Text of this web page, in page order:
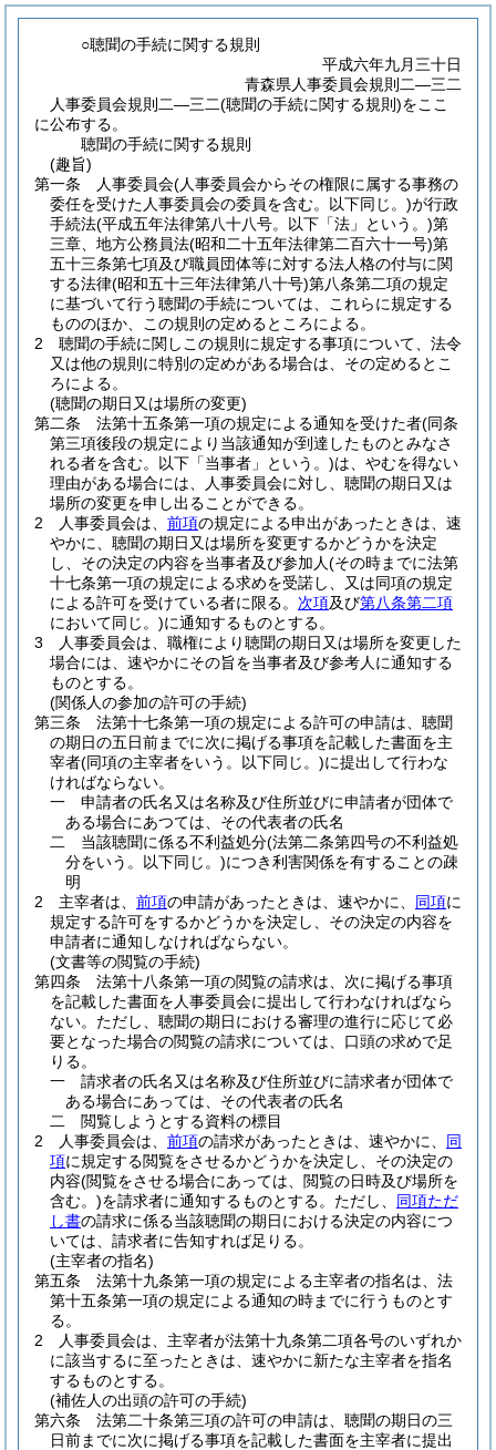
○聴聞の手続に関する規則
平成六年九月三十日
青森県人事委員会規則二―三二
人事委員会規則二―三二(聴聞の手続に関する規則)をここ
に公布する。
聴聞の手続に関する規則
(趣旨)
第一条
人事委員会(人事委員会からその権限に属する事務の
委任を受けた人事委員会の委員を含む。以下同じ。)が行政
手続法(平成五年法律第八十八号。以下「法」という。)第
三章、地方公務員法(昭和二十五年法律第二百六十一号)第
五十三条第七項及び職員団体等に対する法人格の付与に関
する法律(昭和五十三年法律第八十号)第八条第二項の規定
に基づいて行う聴聞の手続については、これらに規定する
もののほか、この規則の定めるところによる。
2
聴聞の手続に関しこの規則に規定する事項について、法令
又は他の規則に特別の定めがある場合は、その定めるとこ
ろによる。
(聴聞の期日又は場所の変更)
第二条
法第十五条第一項の規定による通知を受けた者(同条
第三項後段の規定により当該通知が到達したものとみなさ
れる者を含む。以下「当事者」という。)は、やむを得ない
理由がある場合には、人事委員会に対し、聴聞の期日又は
場所の変更を申し出ることができる。
2
人事委員会は、 前項の規定による申出があったときは、速
やかに、聴聞の期日又は場所を変更するかどうかを決定
し、その決定の内容を当事者及び参加人(その時までに法第
十七条第一項の規定による求めを受諾し、又は同項の規定
による許可を受けている者に限る。 次項及び第八条第二項
において同じ。)に通知するものとする。
3
人事委員会は、職権により聴聞の期日又は場所を変更した
場合には、速やかにその旨を当事者及び参考人に通知する
ものとする。
(関係人の参加の許可の手続)
第三条
法第十七条第一項の規定による許可の申請は、聴聞
の期日の五日前までに次に掲げる事項を記載した書面を主
宰者(同項の主宰者をいう。以下同じ。)に提出して行わな
ければならない。
一
申請者の氏名又は名称及び住所並びに申請者が団体で
ある場合にあつては、その代表者の氏名
二
当該聴聞に係る不利益処分(法第二条第四号の不利益処
分をいう。以下同じ。)につき利害関係を有することの疎
明
2
主宰者は、 前項の申請があったときは、速やかに、 同項に
規定する許可をするかどうかを決定し、その決定の内容を
申請者に通知しなければならない。
(文書等の閲覧の手続)
第四条
法第十八条第一項の閲覧の請求は、次に掲げる事項
を記載した書面を人事委員会に提出して行わなければなら
ない。 ただし、聴聞の期日における審理の進行に応じて必
要となった場合の閲覧の請求については、口頭の求めで足
りる。
一
請求者の氏名又は名称及び住所並びに請求者が団体で
ある場合にあっては、その代表者の氏名
二
閲覧しようとする資料の標目
2
人事委員会は、 前項の請求があったときは、速やかに、 同
項に規定する閲覧をさせるかどうかを決定し、その決定の
内容(閲覧をさせる場合にあっては、閲覧の日時及び場所を
含む。)を請求者に通知するものとする。 ただし、 同項ただ
し書の請求に係る当該聴聞の期日における決定の内容につ
いては、請求者に告知すれば足りる。
(主宰者の指名)
第五条
法第十九条第一項の規定による主宰者の指名は、法
第十五条第一項の規定による通知の時までに行うものとす
る。
2
人事委員会は、主宰者が法第十九条第二項各号のいずれか
に該当するに至ったときは、速やかに新たな主宰者を指名
するものとする。
(補佐人の出頭の許可の手続)
第六条
法第二十条第三項の許可の申請は、聴聞の期日の三
日前までに次に掲げる事項を記載した書面を主宰者に提出